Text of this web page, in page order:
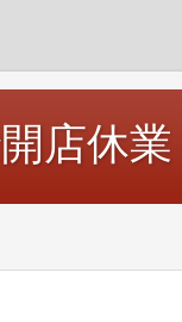
店休業